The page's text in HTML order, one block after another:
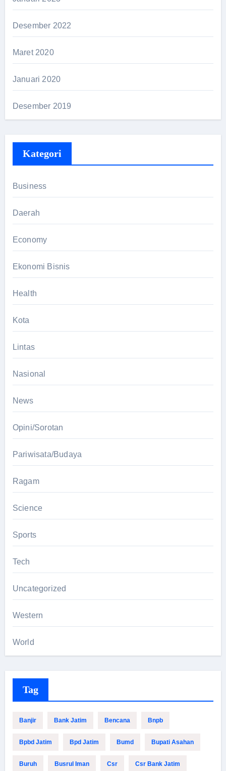
Desember 2022
Maret 2020
Januari 2020
Desember 2019
Kategori
Business
Daerah
Economy
Ekonomi Bisnis
Health
Kota
Lintas
Nasional
News
Opini/Sorotan
Pariwisata/Budaya
Ragam
Science
Sports
Tech
Uncategorized
Western
World
Tag
Banjir Bank Jatim Bencana Bnpb
Bpbd Jatim Bpd Jatim Bumd Bupati Asahan
Buruh Busrul Iman Csr Csr Bank Jatim